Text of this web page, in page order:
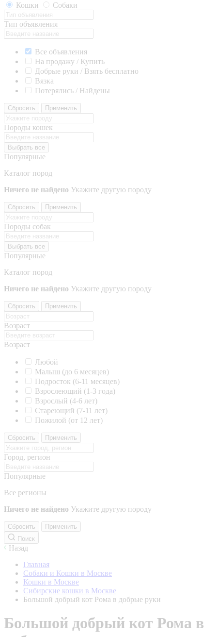
Кошки
Собаки
Тип объявления
Все объявления
На продажу / Купить
Добрые руки / Взять бесплатно
Вязка
Потерялись / Найдены
Сбросить Применить
Породы кошек
Выбрать все
Популярные
Каталог пород
Ничего не найдено Укажите другую породу
Сбросить Применить
Породы собак
Выбрать все
Популярные
Каталог пород
Ничего не найдено Укажите другую породу
Сбросить Применить
Возраст
Возраст
Любой
Малыш (до 6 месяцев)
Подросток (6-11 месяцев)
Взрослеющий (1-3 года)
Взрослый (4-6 лет)
Стареющий (7-11 лет)
Пожилой (от 12 лет)
Сбросить Применить
Город, регион
Популярные
Все регионы
Ничего не найдено Укажите другую породу
Сбросить
Применить
Поиск
Назад
Главная
Собаки и Кошки в Москве
Кошки в Москве
Сибирские кошки в Москве
Большой добрый кот Рома в добрые руки
Большой добрый кот Рома в